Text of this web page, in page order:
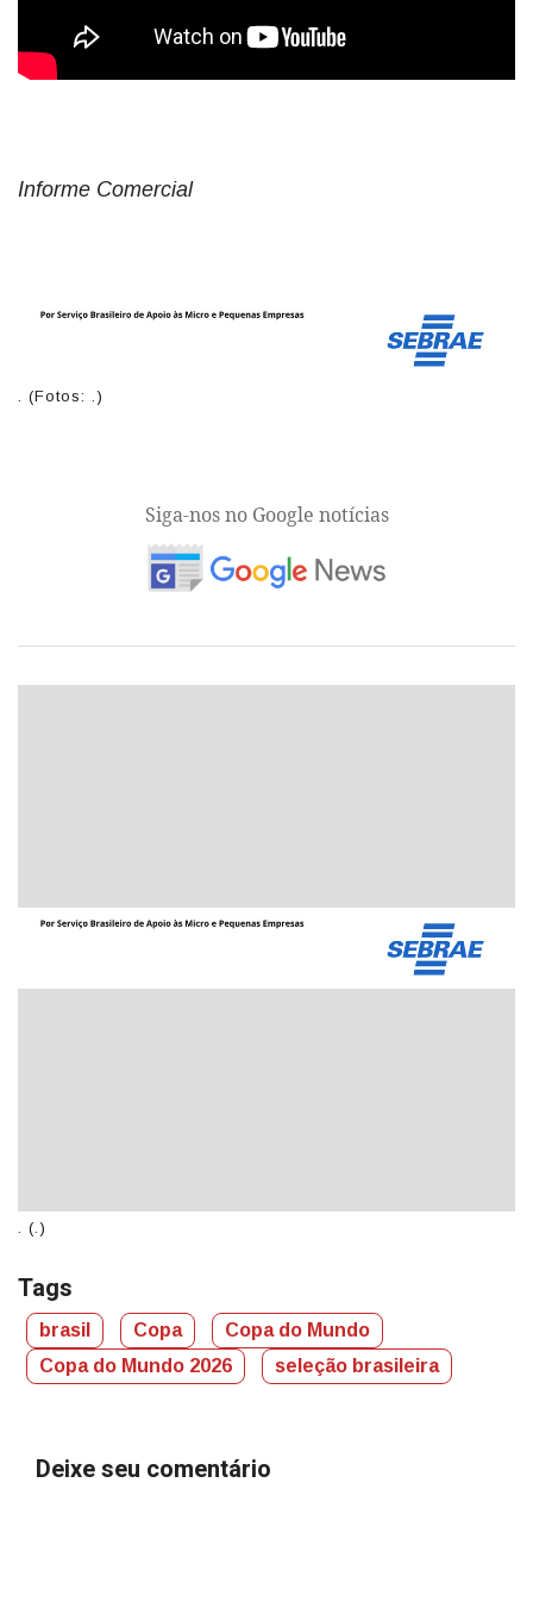
Informe Comercial
. (Fotos: .)
Siga-nos no Google notícias
. (.)
Tags
brasil Copa
Copa do Mundo
Copa do Mundo 2026
seleção brasileira
Deixe seu comentário